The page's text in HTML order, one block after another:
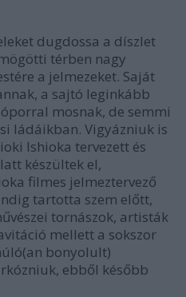
dugdossa a díszlet
térben nagy
a jelmezeket. Saját
a sajtó leginkább
mosnak, de semmi
ládáikban. Vigyázniuk is
Ishioka tervezett és
készültek el,
filmes jelmeztervező
tartotta szem előtt,
tornászok, artisták
mellett a sokszor
bonyolult)
ebből később